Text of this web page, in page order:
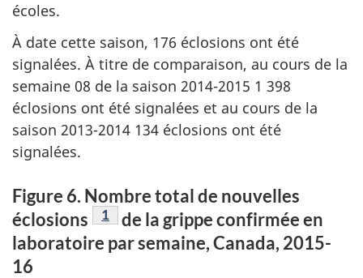
écoles.
À date cette saison, 176 éclosions ont été
signalées. À titre de comparaison, au cours de la
semaine 08 de la saison 2014-2015 1 398
éclosions ont été signalées et au cours de la
saison 2013-2014 134 éclosions ont été
signalées.
Figure 6. Nombre total de nouvelles
éclosions
Figure 6 - Note
1
de la grippe confirmée en
laboratoire par semaine, Canada, 2015-
16